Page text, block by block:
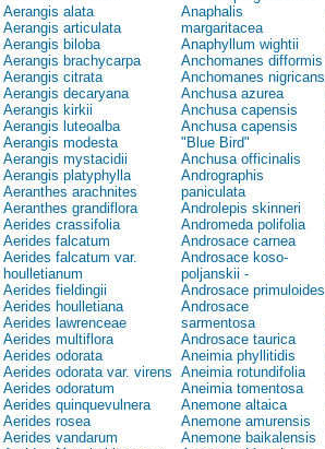
Aerangis alata
Aerangis articulata
Aerangis biloba
Aerangis brachycarpa
Aerangis citrata
Aerangis decaryana
Aerangis kirkii
Aerangis luteoalba
Aerangis modesta
Aerangis mystacidii
Aerangis platyphylla
Aeranthes arachnites
Aeranthes grandiflora
Aerides crassifolia
Aerides falcatum
Aerides falcatum var.
houlletianum
Aerides fieldingii
Aerides houlletiana
Aerides lawrenceae
Aerides multiflora
Aerides odorata
Aerides odorata var. virens
Aerides odoratum
Aerides quinquevulnera
Aerides rosea
Aerides vandarum
Anaphalis
margaritacea
Anaphyllum wightii
Anchomanes difformis
Anchomanes nigricans
Anchusa azurea
Anchusa capensis
Anchusa capensis
"Blue Bird"
Anchusa officinalis
Andrographis
paniculata
Androlepis skinneri
Andromeda polifolia
Androsace carnea
Androsace koso-
poljanskii -
Androsace primuloides
Androsace
sarmentosa
Androsace taurica
Aneimia phyllitidis
Aneimia rotundifolia
Aneimia tomentosa
Anemone altaica
Anemone amurensis
Anemone baikalensis